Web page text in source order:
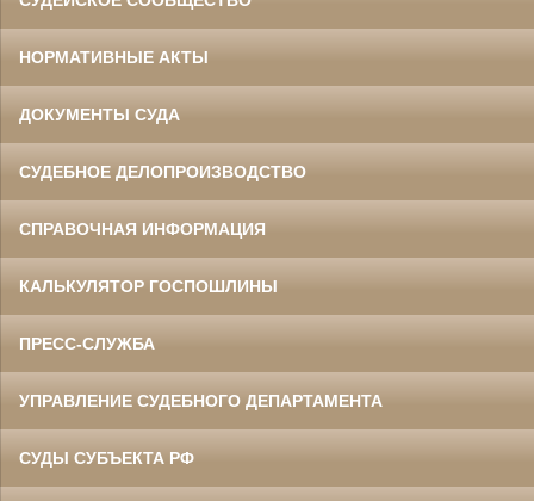
НОРМАТИВНЫЕ АКТЫ
ДОКУМЕНТЫ СУДА
СУДЕБНОЕ ДЕЛОПРОИЗВОДСТВО
СПРАВОЧНАЯ ИНФОРМАЦИЯ
КАЛЬКУЛЯТОР ГОСПОШЛИНЫ
ПРЕСС-СЛУЖБА
УПРАВЛЕНИЕ СУДЕБНОГО ДЕПАРТАМЕНТА
СУДЫ СУБЪЕКТА РФ